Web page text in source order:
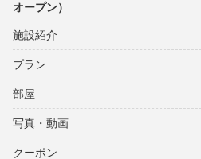
オープン）
施設紹介
プラン
部屋
写真・動画
クーポン